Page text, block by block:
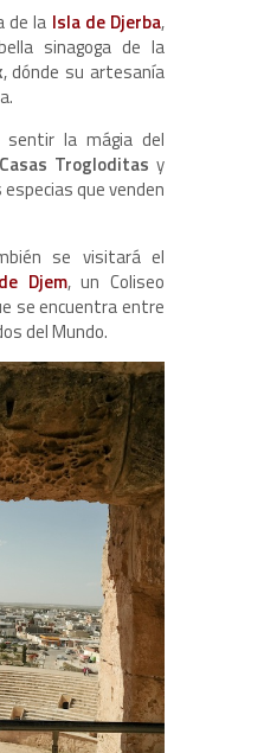
de la Isla de Djerba,
sinagoga de la
, dónde su artesanía
sentir la mágia del
Casas Trogloditas y
que venden
se visitará el
Djem, un Coliseo
se encuentra entre
del Mundo.